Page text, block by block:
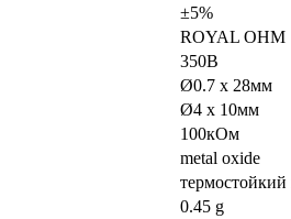
±5%
ROYAL OHM
350В
Ø0.7 x 28мм
Ø4 x 10мм
100кОм
metal oxide
0.45 g